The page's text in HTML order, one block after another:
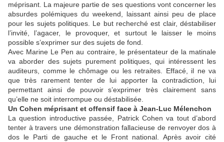
méprisant. La majeure partie de ses questions vont concerner les
absurdes polémiques du weekend, laissant ainsi peu de place
pour les sujets politiques. Le but recherché est clair, déstabiliser
l’invité, l’agacer, le provoquer, et surtout le laisser le moins
possible s’exprimer sur des sujets de fond.
Avec Marine Le Pen au contraire, le présentateur de la matinale
va aborder des sujets purement politiques, qui intéressent les
auditeurs, comme le chômage ou les retraites. Effacé, il ne va
que très rarement tenter de lui apporter la contradiction, lui
permettant ainsi de pouvoir s’exprimer très clairement sans
qu’elle ne soit interrompue ou déstabilisée.
Un Cohen méprisant et offensif face à Jean-Luc Mélenchon
La question introductive passée, Patrick Cohen va tout d’abord
tenter à travers une démonstration fallacieuse de renvoyer dos à
dos le Parti de gauche et le Front national. Après avoir cité